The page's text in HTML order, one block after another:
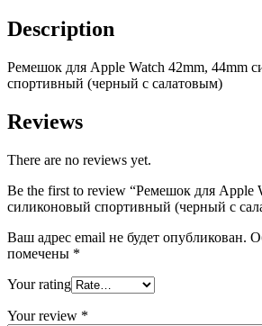
Description
Ремешок для Apple Watch 42mm, 44mm
спортивный (черный с салатовым)
Reviews
There are no reviews yet.
Be the first to review “Ремешок для Apple
силиконовый спортивный (черный с
Ваш адрес email не будет опубликован.
помечены *
Your rating
Your review *